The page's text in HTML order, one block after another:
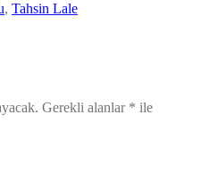
, Tahsin Lale
Gerekli alanlar * ile